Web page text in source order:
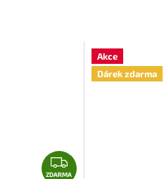
Z
ZDARMA
Akce
Dárek zdarma